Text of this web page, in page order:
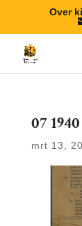
Over
07
mrt 13,